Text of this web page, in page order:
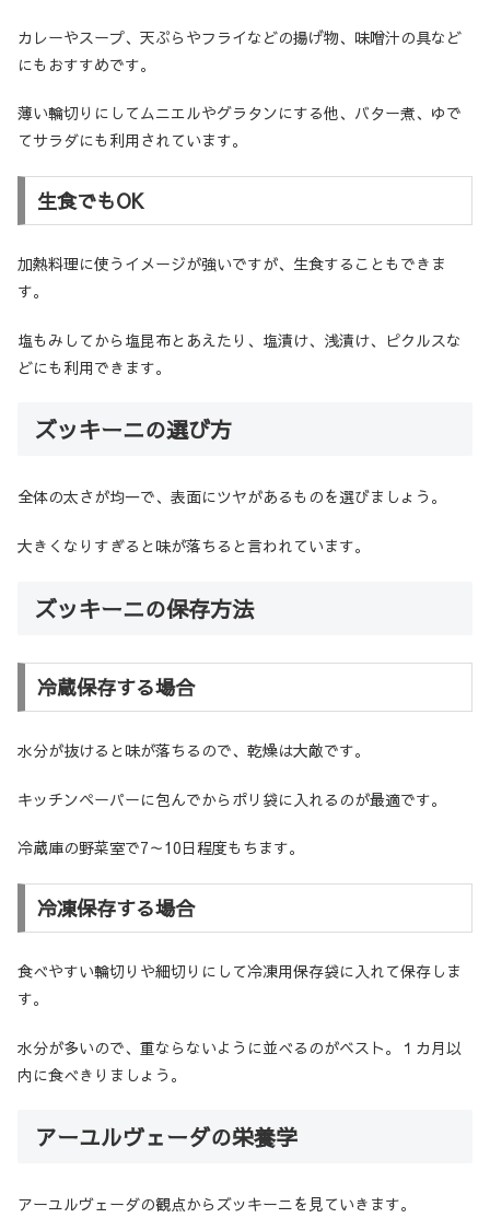
カレーやスープ、天ぷらやフライなどの揚げ物、味噌汁の具など
にもおすすめです。
薄い輪切りにしてムニエルやグラタンにする他、バター煮、ゆで
てサラダにも利用されています。
生食でもOK
加熱料理に使うイメージが強いですが、生食することもできま
す。
塩もみしてから塩昆布とあえたり、塩漬け、浅漬け、ピクルスな
どにも利用できます。
ズッキーニの選び方
全体の太さが均一で、表面にツヤがあるものを選びましょう。
大きくなりすぎると味が落ちると言われています。
ズッキーニの保存方法
冷蔵保存する場合
水分が抜けると味が落ちるので、乾燥は大敵です。
キッチンペーパーに包んでからポリ袋に入れるのが最適です。
冷蔵庫の野菜室で7～10日程度もちます。
冷凍保存する場合
食べやすい輪切りや細切りにして冷凍用保存袋に入れて保存しま
す。
水分が多いので、重ならないように並べるのがベスト。１カ月以
内に食べきりましょう。
アーユルヴェーダの栄養学
アーユルヴェーダの観点からズッキーニを見ていきます。